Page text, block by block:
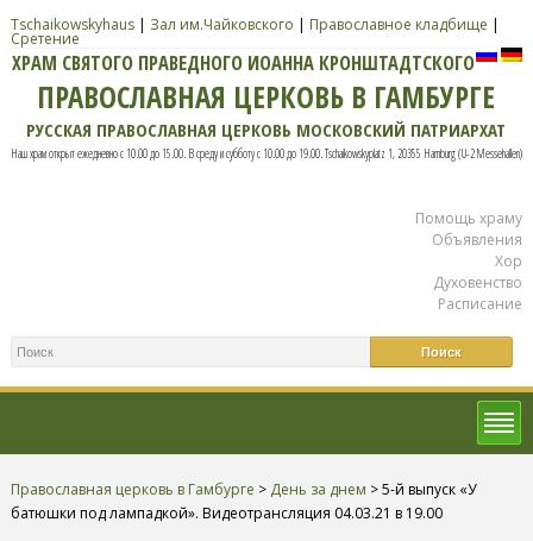
Tschaikowskyhaus| Зал им.Чайковского | Православное кладбище |
Сретение
ХРАМ СВЯТОГО ПРАВЕДНОГО ИОАННА КРОНШТАДТСКОГО
ПРАВОСЛАВНАЯ ЦЕРКОВЬ В ГАМБУРГЕ
РУССКАЯ ПРАВОСЛАВНАЯ ЦЕРКОВЬ МОСКОВСКИЙ ПАТРИАРХАТ
Наш храм открыт ежедневно с 10.00 до 15.00. В среду и субботу с 10.00 до 19.00. Tschaikowskyplatz 1, 20355 Hamburg (U-2 Messehallen)
Помощь храму
Объявления
Хор
Духовенство
Расписание
Православная церковь в Гамбурге > День за днем >5-й выпуск «У
батюшки под лампадкой». Видеотрансляция 04.03.21 в 19.00